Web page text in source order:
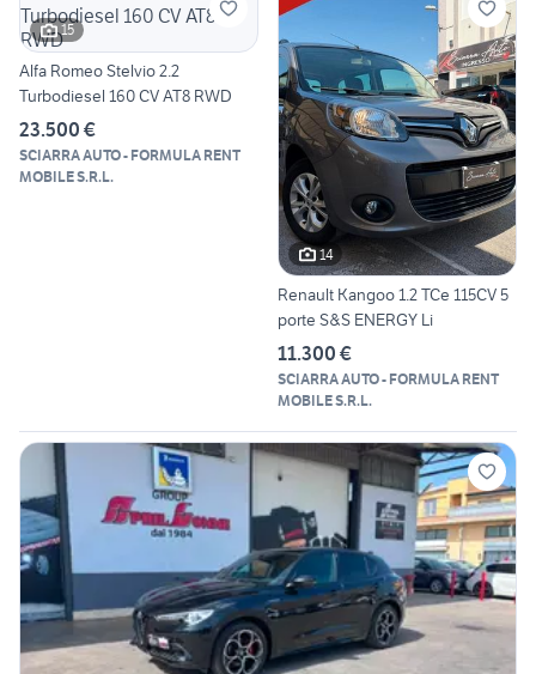
15
Alfa Romeo Stelvio 2.2
Turbodiesel 160 CV AT8 RWD
23.500 €
SCIARRA AUTO - FORMULA RENT
MOBILE S.R.L.
14
Renault Kangoo 1.2 TCe 115CV 5
porte S&S ENERGY Li
11.300 €
SCIARRA AUTO - FORMULA RENT
MOBILE S.R.L.